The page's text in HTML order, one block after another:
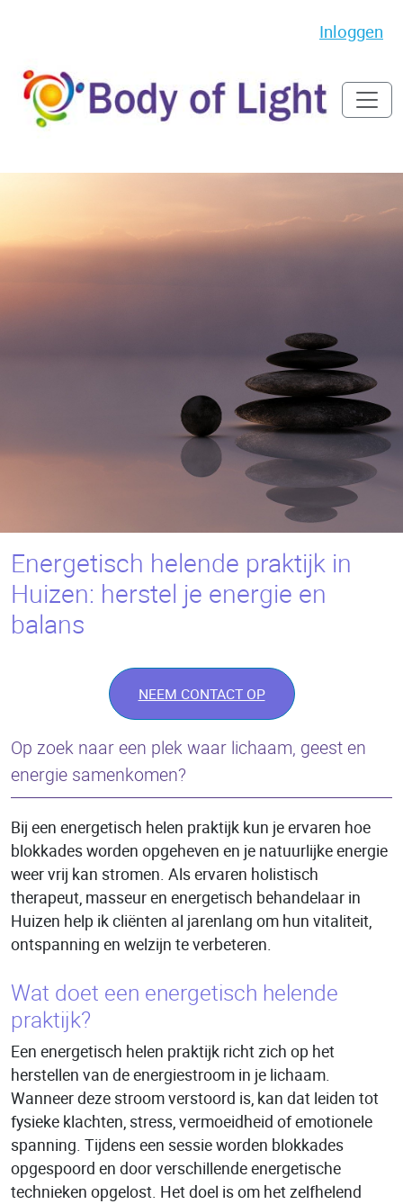
Inloggen
Energetisch helende praktijk in
Huizen: herstel je energie en
balans
NEEM CONTACT OP
Op zoek naar een plek waar lichaam, geest en
energie samenkomen?
Bij een energetisch helen praktijk kun je ervaren hoe
blokkades worden opgeheven en je natuurlijke energie
weer vrij kan stromen. Als ervaren holistisch
therapeut, masseur en energetisch behandelaar in
Huizen help ik cliënten al jarenlang om hun vitaliteit,
ontspanning en welzijn te verbeteren.
Wat doet een energetisch helende
praktijk?
Een energetisch helen praktijk richt zich op het
herstellen van de energiestroom in je lichaam.
Wanneer deze stroom verstoord is, kan dat leiden tot
fysieke klachten, stress, vermoeidheid of emotionele
spanning. Tijdens een sessie worden blokkades
opgespoord en door verschillende energetische
technieken opgelost. Het doel is om het zelfhelend